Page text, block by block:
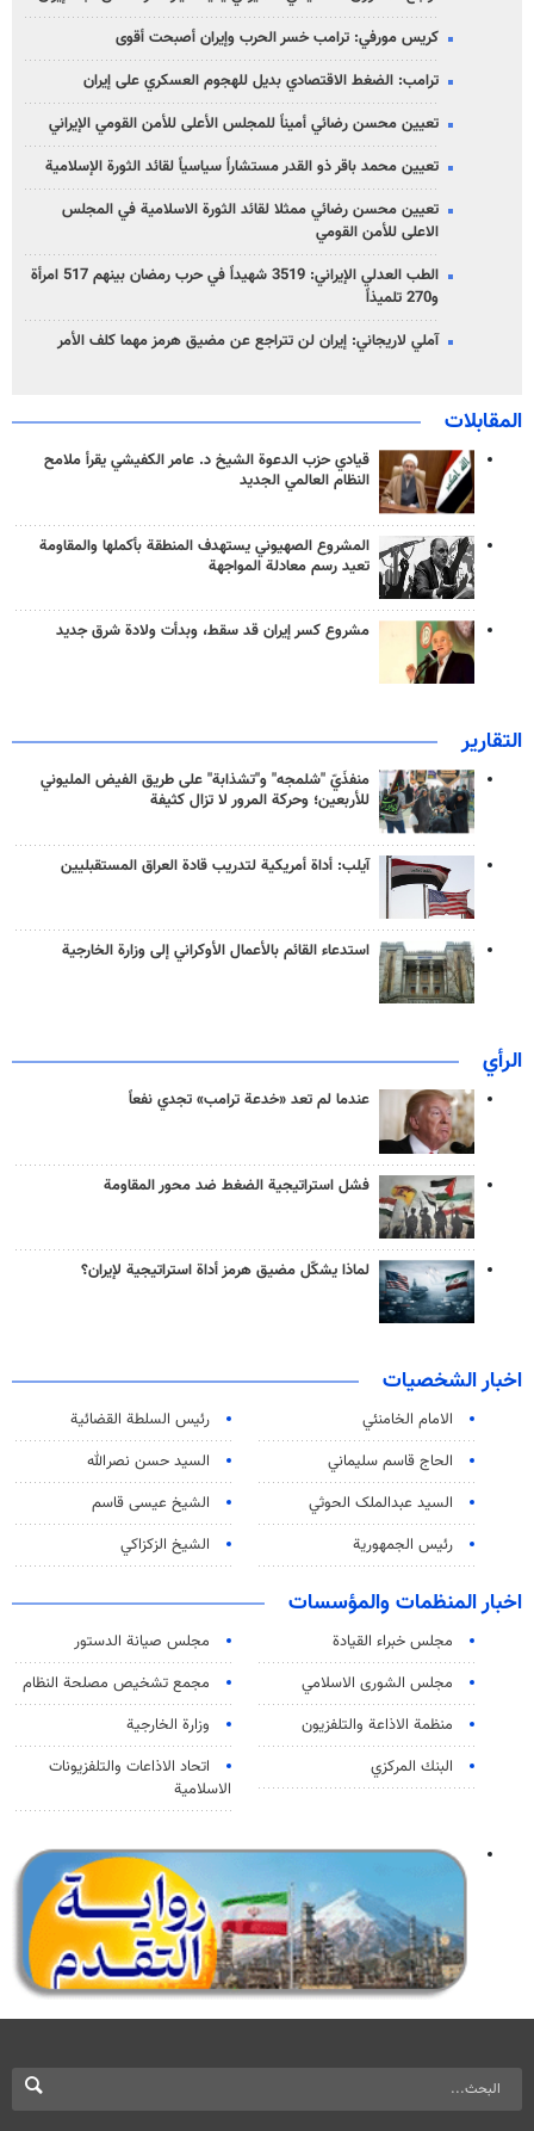
كريس مورفي: ترامب خسر الحرب وإيران أصبحت أقوى
ترامب: الضغط الاقتصادي بديل للهجوم العسكري على إيران
تعيين محسن رضائي أميناً للمجلس الأعلى للأمن القومي الإيراني
تعيين محمد باقر ذو القدر مستشاراً سياسياً لقائد الثورة الإسلامية
تعيين محسن رضائي ممثلا لقائد الثورة الاسلامية في المجلس
الاعلى للأمن القومي
الطب العدلي الإيراني: 3519 شهيداً في حرب رمضان بينهم 517 امرأة
و270 تلميذاً
آملي لاريجاني: إيران لن تتراجع عن مضيق هرمز مهما كلف الأمر
المقابلات
قيادي حزب الدعوة الشيخ د. عامر الكفيشي يقرأ ملامح
النظام العالمي الجديد
المشروع الصهيوني يستهدف المنطقة بأكملها والمقاومة
تعيد رسم معادلة المواجهة
مشروع كسر إيران قد سقط، وبدأت ولادة شرق جديد
التقارير
منفذَيّ "شلمجه" و"تشذابة" على طريق الفيض المليوني
للأربعين؛ وحركة المرور لا تزال كثيفة
آيلب: أداة أمريكية لتدريب قادة العراق المستقبليين
استدعاء القائم بالأعمال الأوكراني إلى وزارة الخارجية
الرأي
عندما لم تعد «خدعة ترامب» تجدي نفعاً
فشل استراتيجية الضغط ضد محور المقاومة
لماذا يشكّل مضيق هرمز أداة استراتيجية لإيران؟
اخبار الشخصيات
الامام الخامنئي
رئیس السلطة القضائیة
الحاج قاسم سليماني
السيد حسن نصرالله
السید عبدالملک الحوثي
الشيخ عيسى قاسم
رئيس الجمهورية
الشيخ الزكزاكي
اخبار المنظمات والمؤسسات
مجلس خبراء القيادة
مجلس صيانة الدستور
مجلس الشورى الاسلامي
مجمع تشخيص مصلحة النظام
منظمة الاذاعة والتلفزیون
وزارة الخارجية
البنك المركزي
اتحاد الاذاعات والتلفزيونات
الاسلامية